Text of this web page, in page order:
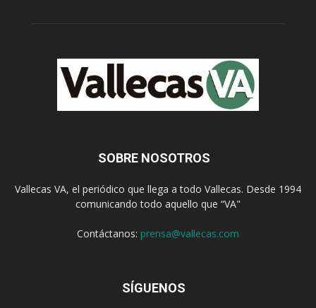
SOBRE NOSOTROS
Vallecas VA, el periódico que llega a todo Vallecas. Desde 1994
comunicando todo aquello que “VA"
Contáctanos: prensa@vallecas.com
SÍGUENOS